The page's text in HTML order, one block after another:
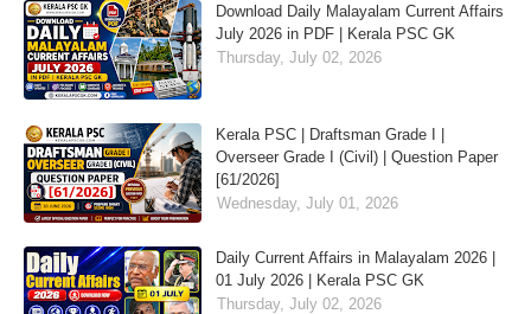
Download Daily Malayalam Current Affairs
July 2026 in PDF | Kerala PSC GK
Thursday, July 02, 2026
Kerala PSC | Draftsman Grade I |
Overseer Grade I (Civil) | Question Paper
[61/2026]
Wednesday, July 01, 2026
Daily Current Affairs in Malayalam 2026 |
01 July 2026 | Kerala PSC GK
Thursday, July 02, 2026